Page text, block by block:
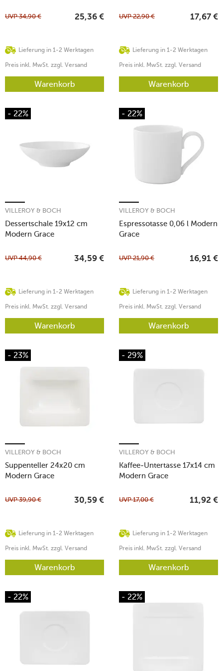
Lieferung in 1-2 Werktagen
UVP34,90 € 25,36 €
Preis inkl. MwSt. zzgl. Versand
Warenkorb
Lieferung in 1-2 Werktagen
UVP22,90 € 17,67 €
Preis inkl. MwSt. zzgl. Versand
Warenkorb
- 22%
Dessertschale 19x12 cm
Modern Grace
VILLEROY & BOCH
Lieferung in 1-2 Werktagen
UVP44,90 € 34,59 €
Preis inkl. MwSt. zzgl. Versand
Warenkorb
- 22%
Espressotasse 0,06 l Modern
Grace
VILLEROY & BOCH
Lieferung in 1-2 Werktagen
UVP21,90 € 16,91 €
Preis inkl. MwSt. zzgl. Versand
Warenkorb
- 23%
Suppenteller 24x20 cm
Modern Grace
VILLEROY & BOCH
Lieferung in 1-2 Werktagen
UVP39,90 € 30,59 €
Preis inkl. MwSt. zzgl. Versand
Warenkorb
- 29%
Kaffee-Untertasse 17x14 cm
Modern Grace
VILLEROY & BOCH
Lieferung in 1-2 Werktagen
UVP17,00 € 11,92 €
Preis inkl. MwSt. zzgl. Versand
Warenkorb
- 22% - 22%